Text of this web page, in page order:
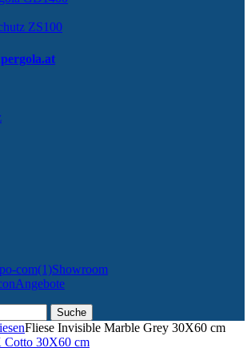
ZS100
Showroom
Angebote
Suche
Fliese Invisible Marble Grey 30X60 cm